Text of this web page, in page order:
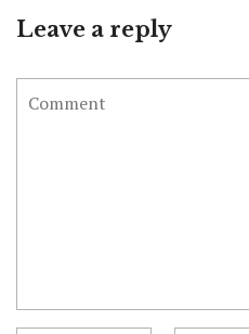
Leave a reply